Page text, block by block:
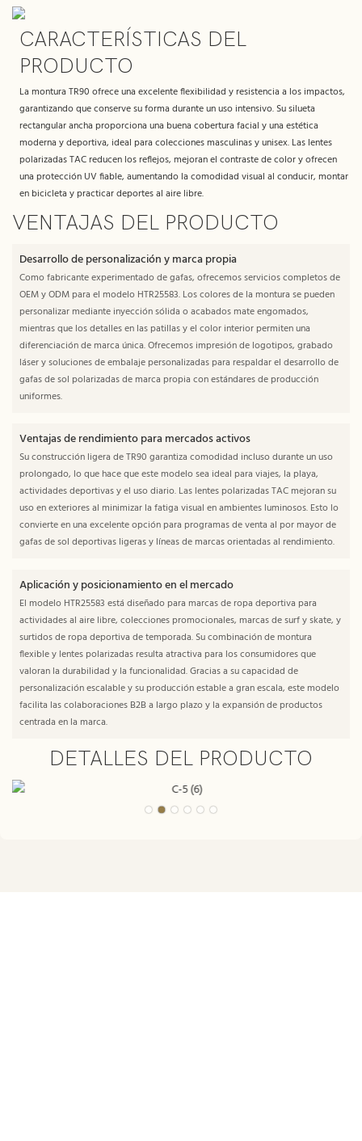
CARACTERÍSTICAS DEL
PRODUCTO
La montura TR90 ofrece una excelente flexibilidad y resistencia a los impactos,
garantizando que conserve su forma durante un uso intensivo. Su silueta
rectangular ancha proporciona una buena cobertura facial y una estética
moderna y deportiva, ideal para colecciones masculinas y unisex. Las lentes
polarizadas TAC reducen los reflejos, mejoran el contraste de color y ofrecen
una protección UV fiable, aumentando la comodidad visual al conducir, montar
en bicicleta y practicar deportes al aire libre.
VENTAJAS DEL PRODUCTO
Desarrollo de personalización y marca propia
Como fabricante experimentado de gafas, ofrecemos servicios completos de
OEM y ODM para el modelo HTR25583. Los colores de la montura se pueden
personalizar mediante inyección sólida o acabados mate engomados,
mientras que los detalles en las patillas y el color interior permiten una
diferenciación de marca única. Ofrecemos impresión de logotipos, grabado
láser y soluciones de embalaje personalizadas para respaldar el desarrollo de
gafas de sol polarizadas de marca propia con estándares de producción
uniformes.
Ventajas de rendimiento para mercados activos
Su construcción ligera de TR90 garantiza comodidad incluso durante un uso
prolongado, lo que hace que este modelo sea ideal para viajes, la playa,
actividades deportivas y el uso diario. Las lentes polarizadas TAC mejoran su
uso en exteriores al minimizar la fatiga visual en ambientes luminosos. Esto lo
convierte en una excelente opción para programas de venta al por mayor de
gafas de sol deportivas ligeras y líneas de marcas orientadas al rendimiento.
Aplicación y posicionamiento en el mercado
El modelo HTR25583 está diseñado para marcas de ropa deportiva para
actividades al aire libre, colecciones promocionales, marcas de surf y skate, y
surtidos de ropa deportiva de temporada. Su combinación de montura
flexible y lentes polarizadas resulta atractiva para los consumidores que
valoran la durabilidad y la funcionalidad. Gracias a su capacidad de
personalización escalable y su producción estable a gran escala, este modelo
facilita las colaboraciones B2B a largo plazo y la expansión de productos
centrada en la marca.
DETALLES DEL PRODUCTO